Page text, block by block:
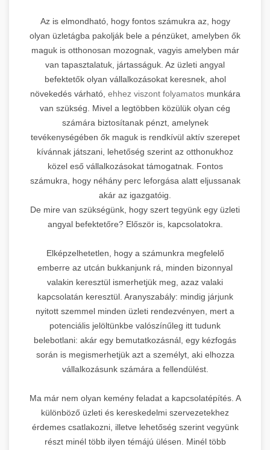
Az is elmondható, hogy fontos számukra az, hogy
olyan üzletágba pakolják bele a pénzüket, amelyben ők
maguk is otthonosan mozognak, vagyis amelyben már
van tapasztalatuk, jártasságuk. Az üzleti angyal
befektetők olyan vállalkozásokat keresnek, ahol
növekedés várható, ehhez viszont folyamatosmunkára
van szükség. Mivel a legtöbben közülük olyan cég
számára biztosítanak pénzt, amelynek
tevékenységében ők maguk is rendkívül aktív szerepet
kívánnak játszani, lehetőség szerint az otthonukhoz
közel eső vállalkozásokat támogatnak. Fontos
számukra, hogy néhány perc leforgása alatt eljussanak
akár az igazgatóig.
De mire van szükségünk, hogy szert tegyünk egy üzleti
angyal befektetőre? Először is, kapcsolatokra.
Elképzelhetetlen, hogy a számunkra megfelelő
emberre az utcán bukkanjunk rá, minden bizonnyal
valakin keresztül ismerhetjük meg, azaz valaki
kapcsolatán keresztül. Aranyszabály: mindig járjunk
nyitott szemmel minden üzleti rendezvényen, mert a
potenciális jelöltünkbe valószínűleg itt tudunk
belebotlani: akár egy bemutatkozásnál, egy kézfogás
során is megismerhetjük azt a személyt, aki elhozza
vállalkozásunk számára a fellendülést.
Ma már nem olyan kemény feladat a kapcsolatépítés. A
különböző üzleti és kereskedelmi szervezetekhez
érdemes csatlakozni, illetve lehetőség szerint vegyünk
részt minél több ilyen témájú ülésen. Minél több